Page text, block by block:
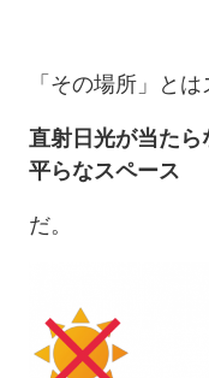
「その場所」とは
直射日光が当たら
平らなスペース
だ。